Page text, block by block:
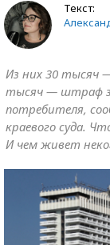
Текст:
Из них 30 тысяч
тысяч — штраф
потребителя,
краевого суда.
И чем живет